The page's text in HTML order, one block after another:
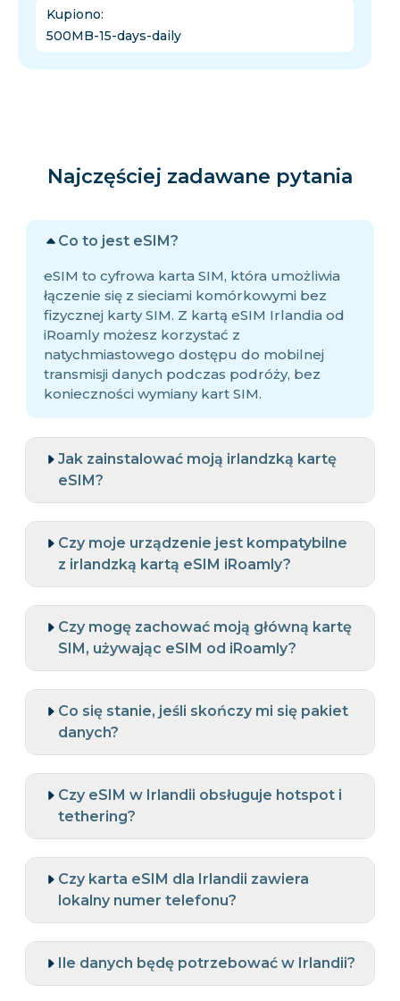
Kupiono:
500MB-15-days-daily
Najczęściej zadawane pytania
Co to jest eSIM?
eSIM to cyfrowa karta SIM, która umożliwia
łączenie się z sieciami komórkowymi bez
fizycznej karty SIM. Z kartą eSIM Irlandia od
iRoamly możesz korzystać z
natychmiastowego dostępu do mobilnej
transmisji danych podczas podróży, bez
konieczności wymiany kart SIM.
Jak zainstalować moją irlandzką kartę
eSIM?
Czy moje urządzenie jest kompatybilne
z irlandzką kartą eSIM iRoamly?
Czy mogę zachować moją główną kartę
SIM, używając eSIM od iRoamly?
Co się stanie, jeśli skończy mi się pakiet
danych?
Czy eSIM w Irlandii obsługuje hotspot i
tethering?
Czy karta eSIM dla Irlandii zawiera
lokalny numer telefonu?
Ile danych będę potrzebować w Irlandii?